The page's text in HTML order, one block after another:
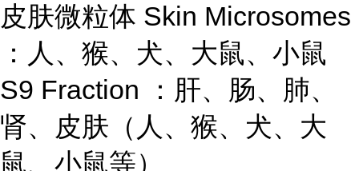
皮肤微粒体 Skin Microsomes
：人、猴、犬、大鼠、小鼠
S9 Fraction ：肝、肠、肺、
肾、皮肤（人、猴、犬、大
鼠、小鼠等）